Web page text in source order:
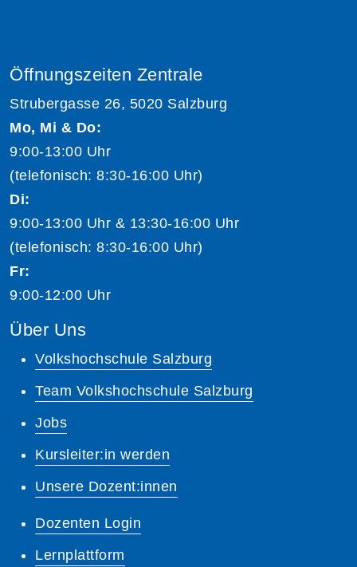
Öffnungszeiten Zentrale
Strubergasse 26, 5020 Salzburg
Mo, Mi & Do:
9:00-13:00 Uhr
(telefonisch: 8:30-16:00 Uhr)
Di:
9:00-13:00 Uhr & 13:30-16:00 Uhr
(telefonisch: 8:30-16:00 Uhr)
Fr:
9:00-12:00 Uhr
Über Uns
Volkshochschule Salzburg
Team Volkshochschule Salzburg
Jobs
Kursleiter:in werden
Unsere Dozent:innen
Dozenten Login
Lernplattform